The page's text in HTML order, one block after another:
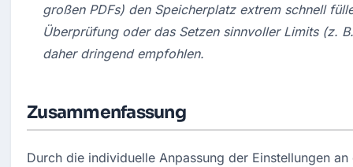
großen PDFs) den Speicherplatz extrem schnell
Überprüfung oder das Setzen sinnvoller Limits (z.
daher dringend empfohlen.
Zusammenfassung
Durch die individuelle Anpassung der Einstellungen